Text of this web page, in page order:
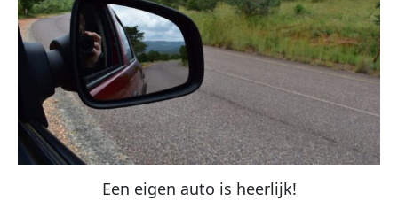
Een eigen auto is heerlijk!